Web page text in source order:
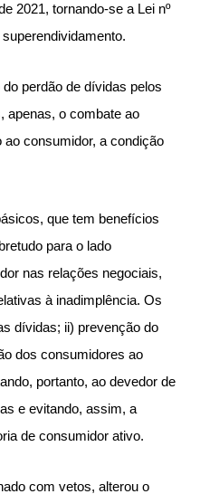
2021, tornando-se a Lei nº
perdão de dívidas pelos
apenas, o combate ao
consumidor, a condição
que tem benefícios
para o lado
nas relações negociais,
à inadimplência. Os
dívidas; ii) prevenção do
dos consumidores ao
portanto, ao devedor de
e evitando, assim, a
de consumidor ativo.
com vetos, alterou o